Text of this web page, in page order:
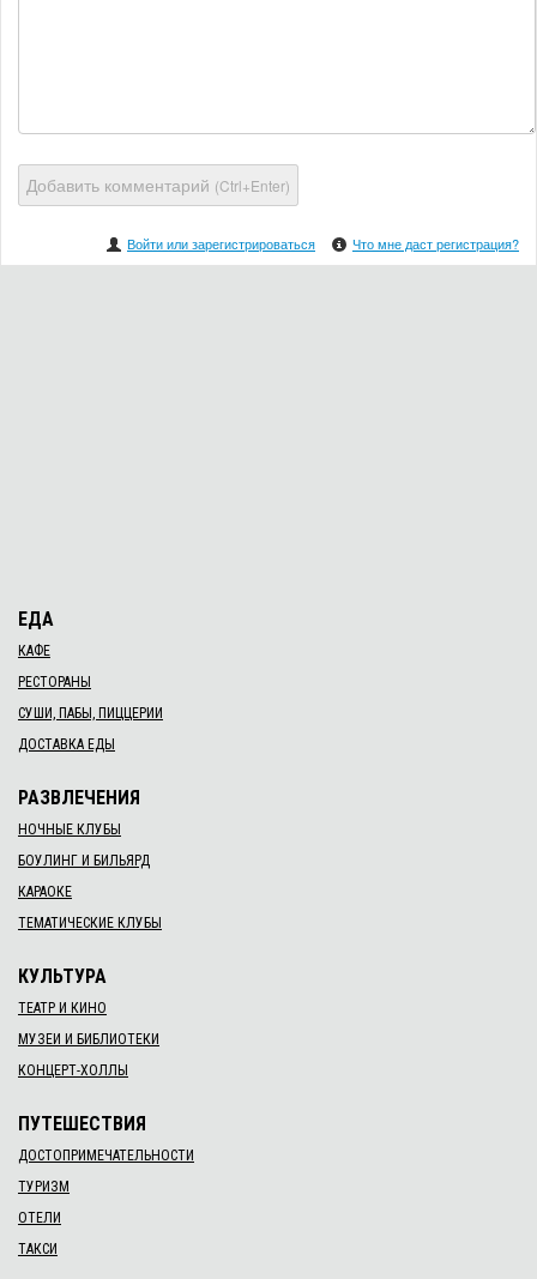
Добавить комментарий (Ctrl+Enter)
Войти или зарегистрироваться Что мне даст регистрация?
ЕДА
КАФЕ
РЕСТОРАНЫ
СУШИ, ПАБЫ, ПИЦЦЕРИИ
ДОСТАВКА ЕДЫ
РАЗВЛЕЧЕНИЯ
НОЧНЫЕ КЛУБЫ
БОУЛИНГ И БИЛЬЯРД
КАРАОКЕ
ТЕМАТИЧЕСКИЕ КЛУБЫ
КУЛЬТУРА
ТЕАТР И КИНО
МУЗЕИ И БИБЛИОТЕКИ
КОНЦЕРТ-ХОЛЛЫ
ПУТЕШЕСТВИЯ
ДОСТОПРИМЕЧАТЕЛЬНОСТИ
ТУРИЗМ
ОТЕЛИ
ТАКСИ